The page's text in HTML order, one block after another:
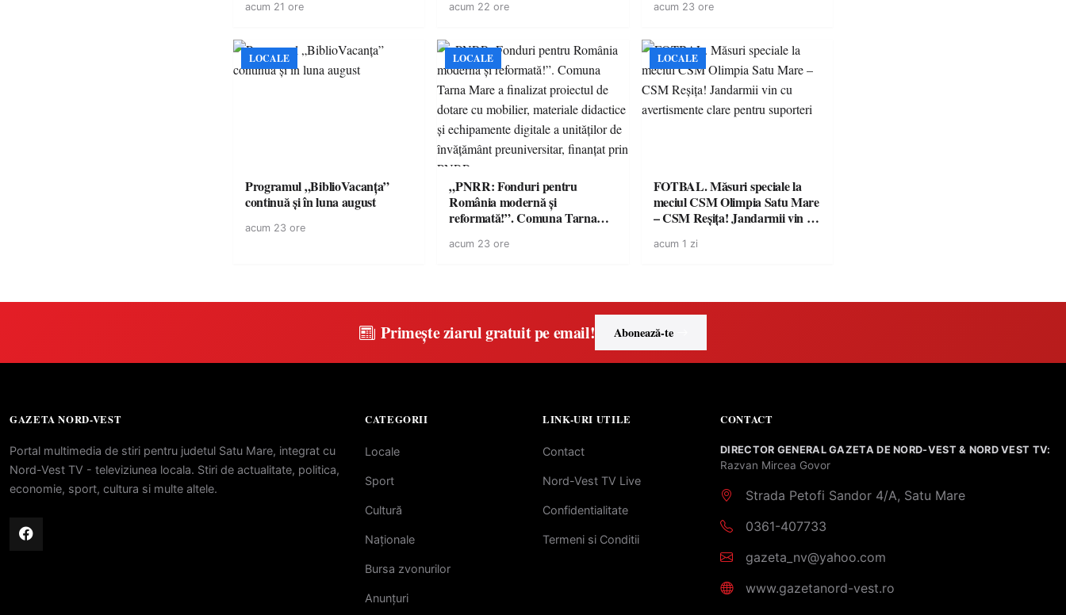
acum 21 ore
energie electrică a fabricilor de
accesul pacienților la
medicamente esențiale
acum 22 ore
spectaculoase, premii și un jurat
acum 23 ore
LOCALE
Programul „BiblioVacanța”
continuă și în luna august
acum 23 ore
LOCALE
„PNRR: Fonduri pentru
România modernă și
reformată!”. Comuna Tarna
dotare cu mobilier, materiale
acum 23 ore
LOCALE
FOTBAL. Măsuri speciale la
meciul CSM Olimpia Satu Mare
– CSM Reșița! Jandarmii vin cu
suporteri
acum 1 zi
Primește ziarul gratuit pe email! Abonează-te
GAZETA NORD-VEST
Portal multimedia de stiri pentru judetul Satu Mare, integrat cu
Nord-Vest TV - televiziunea locala. Stiri de actualitate, politica,
economie, sport, cultura si multe altele.
CATEGORII
Locale
Sport
Cultură
Naționale
Bursa zvonurilor
Anunțuri
LINK-URI UTILE
Contact
Nord-Vest TV Live
Confidentialitate
Termeni si Conditii
CONTACT
DIRECTOR GENERAL GAZETA DE NORD-VEST & NORD VEST TV:
Razvan Mircea Govor
Strada Petofi Sandor 4/A, Satu Mare
0361-407733
gazeta_nv@yahoo.com
www.gazetanord-vest.ro